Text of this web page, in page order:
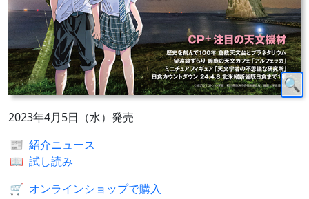
2023年4月5日（水）発売
📰 紹介ニュース
📖 試し読み
🛒 オンラインショップで購入